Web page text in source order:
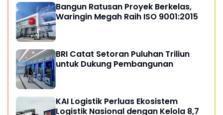
Bangun Ratusan Proyek Berkelas,
Waringin Megah Raih ISO 9001:2015
BRI Catat Setoran Puluhan Triliun
untuk Dukung Pembangunan
KAI Logistik Perluas Ekosistem
Logistik Nasional dengan Kelola 8,7